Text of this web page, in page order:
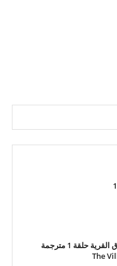
برنامج بارك بوغوم حلاق القرية حلقة 1 مترجمة